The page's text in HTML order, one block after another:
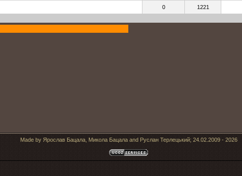
0 1221
Made by Ярослав Бацала, Микола Бацала and Руслан Терлецький; 24.02.2009 - 2026